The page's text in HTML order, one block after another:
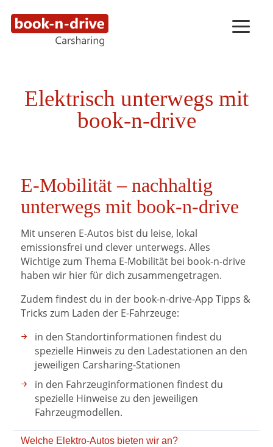
Elektrisch unterwegs mit
book-n-drive
E-Mobilität – nachhaltig
unterwegs mit book-n-drive
Mit unseren E-Autos bist du leise, lokal
emissionsfrei und clever unterwegs. Alles
Wichtige zum Thema E-Mobilität bei book-n-drive
haben wir hier für dich zusammengetragen.
Zudem findest du in der book-n-drive-App Tipps &
Tricks zum Laden der E-Fahrzeuge:
in den Standortinformationen findest du
spezielle Hinweis zu den Ladestationen an den
jeweiligen Carsharing-Stationen
in den Fahrzeuginformationen findest du
spezielle Hinweise zu den jeweiligen
Fahrzeugmodellen.
Welche Elektro-Autos bieten wir an?